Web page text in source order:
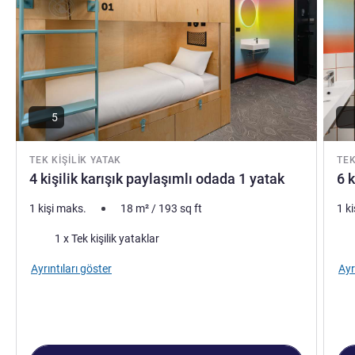
Zsuzsanna Deak Otel Yönetimi
TEK KIŞILIK YATAK
4 kişilik karışık paylaşımlı odada 1 yatak
5
1 kişi maks. 18 m²/ 193 sq ft
1 x Tek kişilik yataklar
Ayrıntıları göster
6
1